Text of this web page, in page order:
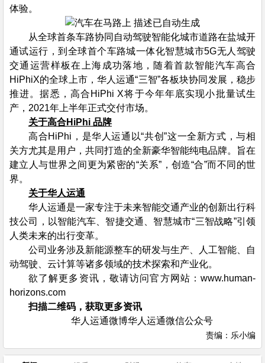
体验。
从全球首条车路协同自动驾驶智能化城市道路在盐城开
通试运行，到全球首个车路城一体化智慧城市5G无人驾驶
交通运营样板在上海成功落地，随着首款智能汽车高合
HiPhiX的全球上市，华人运通“三智”各板块协同发展，稳步
推进。据悉，高合HiPhi X将于今年年底实现小批量试生
产，2021年上半年正式交付市场。
关于高合HiPhi 品牌
高合HiPhi，是华人运通以“共创”这一全新方式，与相
关方尤其是用户，共同打造的全新豪华智能纯电品牌。旨在
建立人与世界之间更为紧密的“关系”，创造“合”而不同的世
界。
关于华人运通
华人运通是一家专注于未来智能交通产业的创新出行科
技公司，以智能汽车、智捷交通、智慧城市“三智战略”引领
人类未来的出行变革。
公司业务涉及新能源整车的研发与生产、人工智能、自
动驾驶、云计算等诸多领域的技术探索和产业化。
欲了解更多资讯，敬请访问官方网站：www.human-
horizons.com
扫描二维码，获取更多资讯
华人运通微博华人运通微信公众号
责编：乐小编